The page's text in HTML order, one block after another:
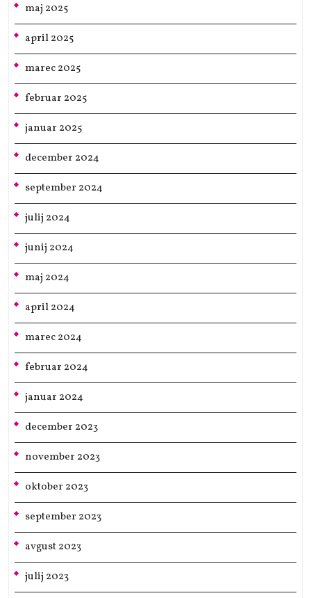
maj 2025
april 2025
marec 2025
februar 2025
januar 2025
december 2024
september 2024
julij 2024
junij 2024
maj 2024
april 2024
marec 2024
februar 2024
januar 2024
december 2023
november 2023
oktober 2023
september 2023
avgust 2023
julij 2023